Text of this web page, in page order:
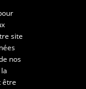
site
nos
être